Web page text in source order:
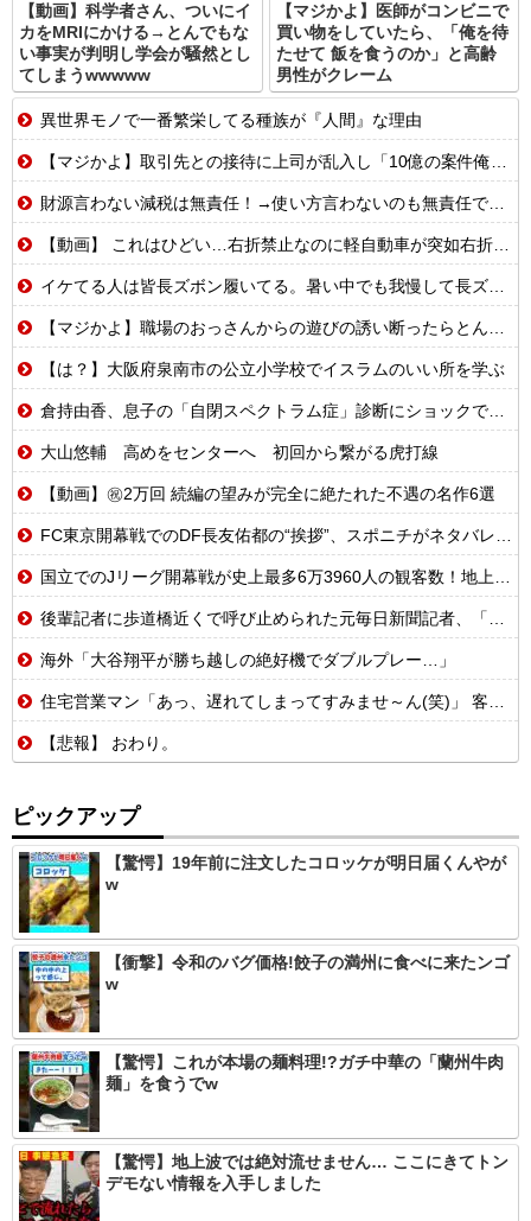
【動画】科学者さん、ついにイ
カをMRIにかける→とんでもな
い事実が判明し学会が騒然とし
てしまうwwwww
【マジかよ】医師がコンビニで
買い物をしていたら、「俺を待
たせて 飯を食うのか」と高齢
男性がクレーム
異世界モノで一番繁栄してる種族が『人間』な理由
【マジかよ】取引先との接待に上司が乱入し「10億の案件俺がもらったw残念だったな負け犬w」→取引先社長「誰だね君は…」既に契約成立していて…
財源言わない減税は無責任！→使い方言わないのも無責任では？
【動画】 これはひどい…右折禁止なのに軽自動車が突如右折し路面電車と衝突→乗ってた三人組が車を捨て逃走ｗｗｗｗｗｗ
イケてる人は皆長ズボン履いてる。暑い中でも我慢して長ズボン履いてる。半ズボンはモテ無い。厳しいって
【マジかよ】職場のおっさんからの遊びの誘い断ったらとんでもないこと言われたんだが
【は？】大阪府泉南市の公立小学校でイスラムのいい所を学ぶ
倉持由香、息子の「自閉スペクトラム症」診断にショックで涙 見逃していた乳幼児期のサインとは
大山悠輔 高めをセンターへ 初回から繋がる虎打線
【動画】㊗️2万回 続編の望みが完全に絶たれた不遇の名作6選
FC東京開幕戦でのDF長友佑都の“挨拶”、スポニチがネタバレ報道
国立でのJリーグ開幕戦が史上最多6万3960人の観客数！地上波中継＆劇的な試合展開でSNSでも話題に
後輩記者に歩道橋近くで呼び止められた元毎日新聞記者、「元毎日と名乗ってSNSで活動するな」と要求されてしまい……
海外「大谷翔平が勝ち越しの絶好機でダブルプレー…」
住宅営業マン「あっ、遅れてしまってすみませ～ん(笑)」 客「…今日、契約日ですよね？」→こうなるｗｗｗ
【悲報】 おわり。
ピックアップ
【驚愕】19年前に注文したコロッケが明日届くんやが
w
【衝撃】令和のバグ価格!餃子の満州に食べに来たンゴ
w
【驚愕】これが本場の麺料理!?ガチ中華の「蘭州牛肉
麺」を食うでw
【驚愕】地上波では絶対流せません… ここにきてトン
デモない情報を入手しました